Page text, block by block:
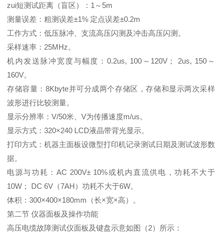
zui短测试距离（盲区）：1～5m
测量误差：粗测误差±1% 定点误差±0.2m
工作方式：低压脉冲、支流高压闪测及冲击高压闪测。
采样速率：25MHz。
机内发送脉冲宽度与幅度：0.2us, 100～120V； 2us, 150～
160V。
存储容量：8Kbyte并可分成两个存储区，存储和显示两次采样
波形进行比较测量。
显示分辨率：V/50米、V为传播速度m/us。
显示方式：320×240 LCD液晶带背光显示。
打印方式：机器主面板设微型打印机记录测试日期及测试波形数
据。
电源与功耗：AC 200V± 10%或机内直流供电，功耗不大于
10W； DC 6V（7AH）功耗不大于6W。
体积：300×400×180mm（长×宽×高）。
第二节 仪器面板及操作功能
高压电缆故障测试仪面板及键盘示意如图（2）所示：